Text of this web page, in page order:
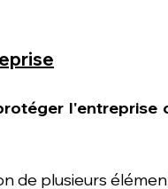
l'entreprise
de plusieurs